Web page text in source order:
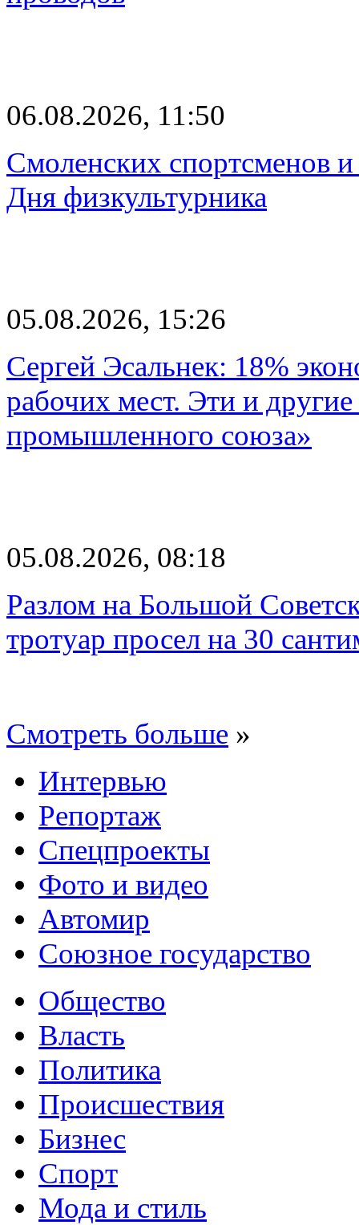
06.08.2026, 11:50
Смоленских спортсменов
Дня физкультурника
05.08.2026, 15:26
Сергей Эсальнек: 18%
рабочих мест. Эти и
промышленного союза»
05.08.2026, 08:18
Разлом на Большой
тротуар просел на 30
Смотреть больше »
Интервью
Репортаж
Спецпроекты
Фото и видео
Автомир
Союзное государство
Общество
Власть
Политика
Происшествия
Бизнес
Спорт
Мода и стиль